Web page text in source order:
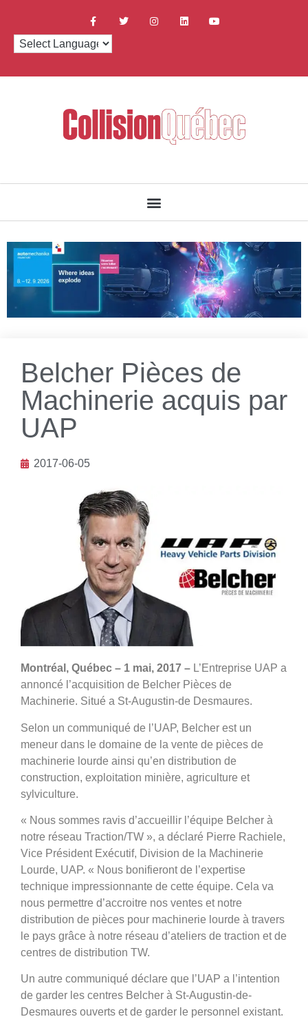
Belcher Pièces de
Machinerie acquis par
UAP
2017-06-05
Montréal, Québec – 1 mai, 2017 – L’Entreprise UAP a
annoncé l’acquisition de Belcher Pièces de
Machinerie. Situé a St-Augustin-de Desmaures.
Selon un communiqué de l’UAP, Belcher est un
meneur dans le domaine de la vente de pièces de
machinerie lourde ainsi qu’en distribution de
construction, exploitation minière, agriculture et
sylviculture.
« Nous sommes ravis d’accueillir l’équipe Belcher à
notre réseau Traction/TW », a déclaré Pierre Rachiele,
Vice Président Exécutif, Division de la Machinerie
Lourde, UAP. « Nous bonifieront de l’expertise
technique impressionnante de cette équipe. Cela va
nous permettre d’accroitre nos ventes et notre
distribution de pièces pour machinerie lourde à travers
le pays grâce à notre réseau d’ateliers de traction et de
centres de distribution TW.
Un autre communiqué déclare que l’UAP a l’intention
de garder les centres Belcher à St-Augustin-de-
Desmaures ouverts et de garder le personnel existant.